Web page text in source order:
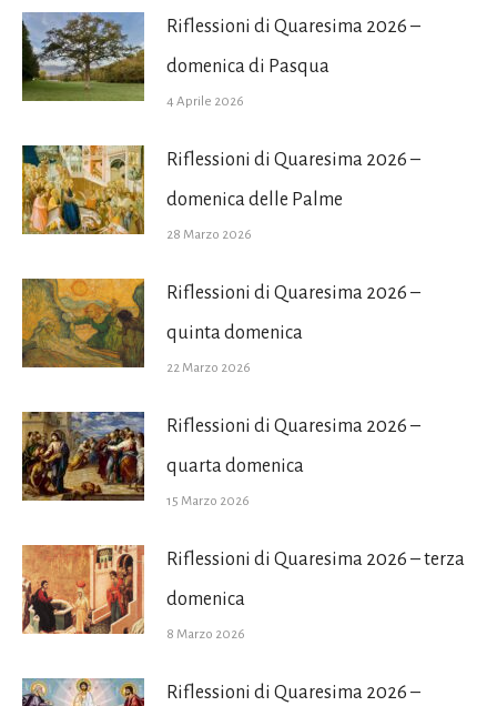
Riflessioni di Quaresima 2026 –
domenica di Pasqua
4 Aprile 2026
Riflessioni di Quaresima 2026 –
domenica delle Palme
28 Marzo 2026
Riflessioni di Quaresima 2026 –
quinta domenica
22 Marzo 2026
Riflessioni di Quaresima 2026 –
quarta domenica
15 Marzo 2026
Riflessioni di Quaresima 2026 – terza
domenica
8 Marzo 2026
Riflessioni di Quaresima 2026 –